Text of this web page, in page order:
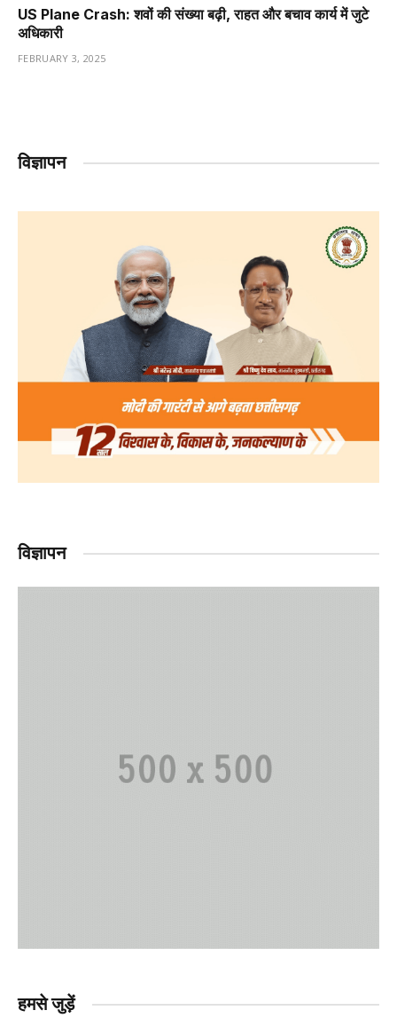
US Plane Crash: शवों की संख्या बढ़ी, राहत और बचाव कार्य में जुटे
अधिकारी
FEBRUARY 3, 2025
विज्ञापन
विज्ञापन
हमसे जुड़ें